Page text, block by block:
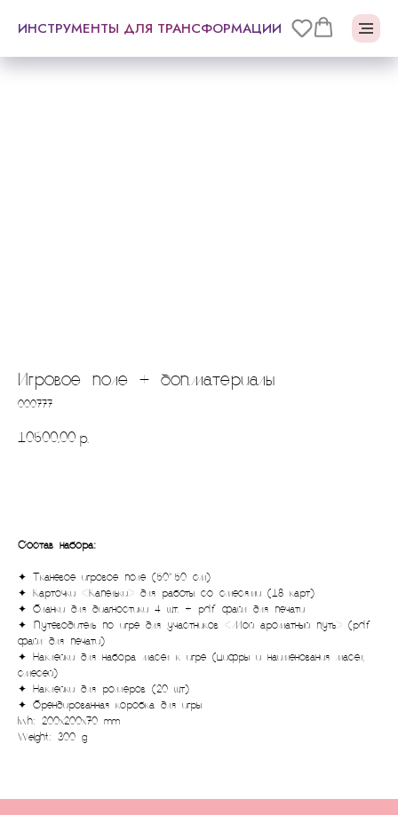
ИНСТРУМЕНТЫ ДЛЯ ТРАНСФОРМАЦИИ
Игровое поле + доп.материалы
000777
10500,00 р.
Состав набора:
✦ Тканевое игровое поле (50*50 см)
✦ Карточки «Капельки» для работы со смесями (18 карт)
✦ Бланки для диагностики 4 шт. + pdf файл для печати
✦ Путеводитель по игре для участников «Мой ароматный путь» (pdf
файл для печати)
✦ Наклейки для набора масел к игре (цифры и наименования масел,
смесей)
✦ Наклейки для роллеров (20 шт)
✦ Брендированная коробка для игры
lwh: 200x200x70 mm
Weight: 300 g